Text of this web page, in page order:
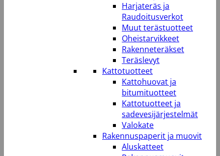
Harjateräs ja
Raudoitusverkot
Muut terästuotteet
Oheistarvikkeet
Rakenneteräkset
Teräslevyt
Kattotuotteet
Kattohuovat ja
bitumituotteet
Kattotuotteet ja
sadevesijärjestelmät
Valokate
Rakennuspaperit ja muovit
Aluskatteet